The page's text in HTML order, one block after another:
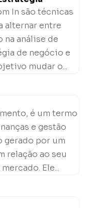
In são técnicas
alternar entre
na análise de
de negócio e
mudar o...
é um termo
e gestão
gerado por um
relação ao seu
Ele...